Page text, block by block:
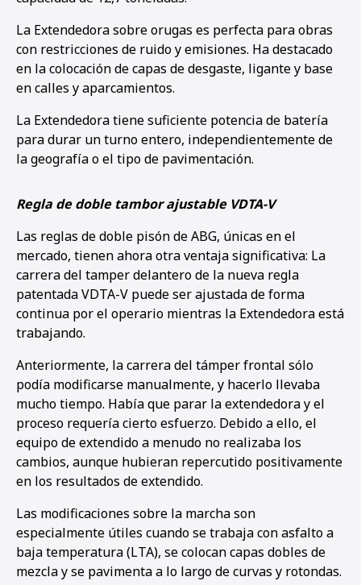
La Extendedora sobre orugas es perfecta para obras
con restricciones de ruido y emisiones. Ha destacado
en la colocación de capas de desgaste, ligante y base
en calles y aparcamientos.
La Extendedora tiene suficiente potencia de batería
para durar un turno entero, independientemente de
la geografía o el tipo de pavimentación.
Regla de doble tambor ajustable VDTA-V
Las reglas de doble pisón de ABG, únicas en el
mercado, tienen ahora otra ventaja significativa: La
carrera del tamper delantero de la nueva regla
patentada VDTA-V puede ser ajustada de forma
continua por el operario mientras la Extendedora está
trabajando.
Anteriormente, la carrera del támper frontal sólo
podía modificarse manualmente, y hacerlo llevaba
mucho tiempo. Había que parar la extendedora y el
proceso requería cierto esfuerzo. Debido a ello, el
equipo de extendido a menudo no realizaba los
cambios, aunque hubieran repercutido positivamente
en los resultados de extendido.
Las modificaciones sobre la marcha son
especialmente útiles cuando se trabaja con asfalto a
baja temperatura (LTA), se colocan capas dobles de
mezcla y se pavimenta a lo largo de curvas y rotondas.